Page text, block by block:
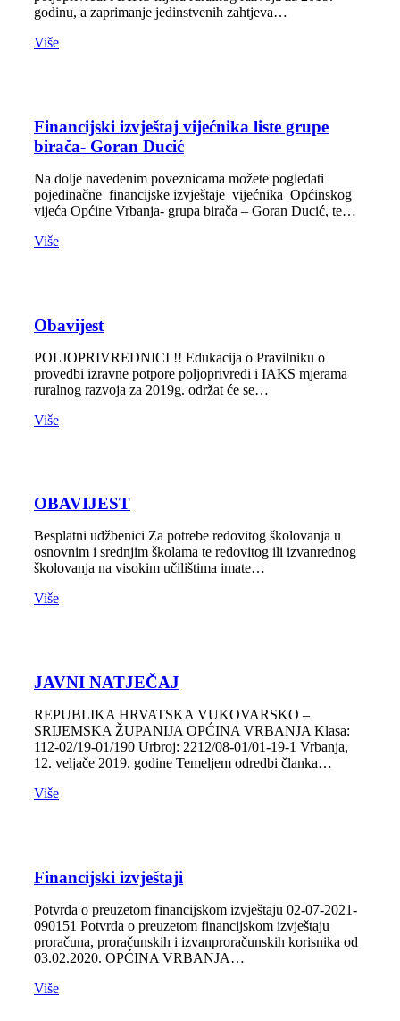
godinu, a zaprimanje jedinstvenih zahtjeva…
Više
Financijski izvještaj vijećnika liste grupe
birača- Goran Ducić
Na dolje navedenim poveznicama možete pogledati
pojedinačne financijske izvještaje vijećnika Općinskog
vijeća Općine Vrbanja- grupa birača – Goran Ducić, te…
Više
Obavijest
POLJOPRIVREDNICI !! Edukacija o Pravilniku o
provedbi izravne potpore poljoprivredi i IAKS mjerama
ruralnog razvoja za 2019g. održat će se…
Više
OBAVIJEST
Besplatni udžbenici Za potrebe redovitog školovanja u
osnovnim i srednjim školama te redovitog ili izvanrednog
školovanja na visokim učilištima imate…
Više
JAVNI NATJEČAJ
REPUBLIKA HRVATSKA VUKOVARSKO –
SRIJEMSKA ŽUPANIJA OPĆINA VRBANJA Klasa:
112-02/19-01/190 Urbroj: 2212/08-01/01-19-1 Vrbanja,
12. veljače 2019. godine Temeljem odredbi članka…
Više
Financijski izvještaji
Potvrda o preuzetom financijskom izvještaju 02-07-2021-
090151 Potvrda o preuzetom financijskom izvještaju
proračuna, proračunskih i izvanproračunskih korisnika od
03.02.2020. OPĆINA VRBANJA…
Više